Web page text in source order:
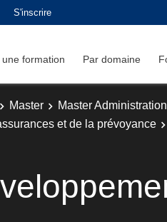
S'inscrire
formation Par domaine
Master
Master
et de la prévoyance